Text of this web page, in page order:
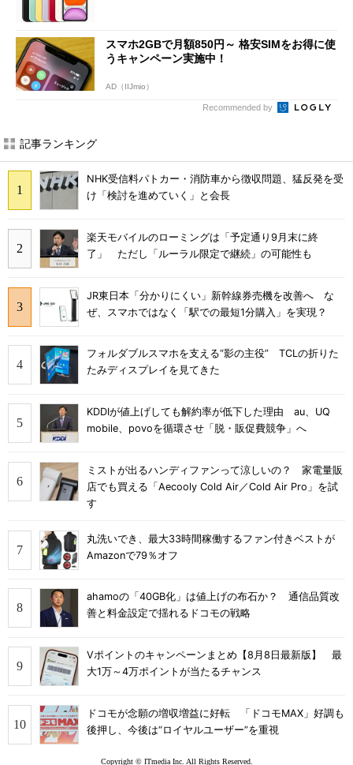
スマホ2GBで月額850円～ 格安SIMをお得に使
うキャンペーン実施中！
AD（IIJmio）
Recommended by
記事ランキング
NHK受信料パトカー・消防車から徴収問題、猛反発を受
け「検討を進めていく」と会長
楽天モバイルのローミングは「予定通り9月末に終
了」 ただし「ルーラル限定で継続」の可能性も
JR東日本「分かりにくい」新幹線券売機を改善へ な
ぜ、スマホではなく「駅での最短1分購入」を実現？
フォルダブルスマホを支える“影の主役” TCLの折りた
たみディスプレイを見てきた
KDDIが値上げしても解約率が低下した理由 au、UQ
mobile、povoを循環させ「脱・販促費競争」へ
ミストが出るハンディファンって涼しいの？ 家電量販
店でも買える「Aecooly Cold Air／Cold Air Pro」を試
す
丸洗いでき、最大33時間稼働するファン付きベストが
Amazonで79％オフ
ahamoの「40GB化」は値上げの布石か？ 通信品質改
善と料金設定で揺れるドコモの戦略
Vポイントのキャンペーンまとめ【8月8日最新版】 最
大1万～4万ポイントが当たるチャンス
ドコモが念願の増収増益に好転 「ドコモMAX」好調も
後押し、今後は“ロイヤルユーザー”を重視
Copyright © ITmedia Inc. All Rights Reserved.